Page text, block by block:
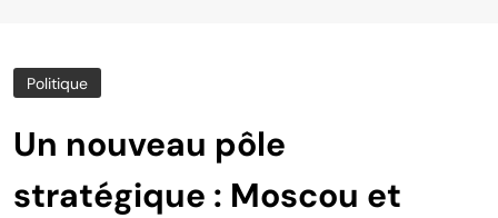
Politique
Un nouveau pôle
stratégique : Moscou et